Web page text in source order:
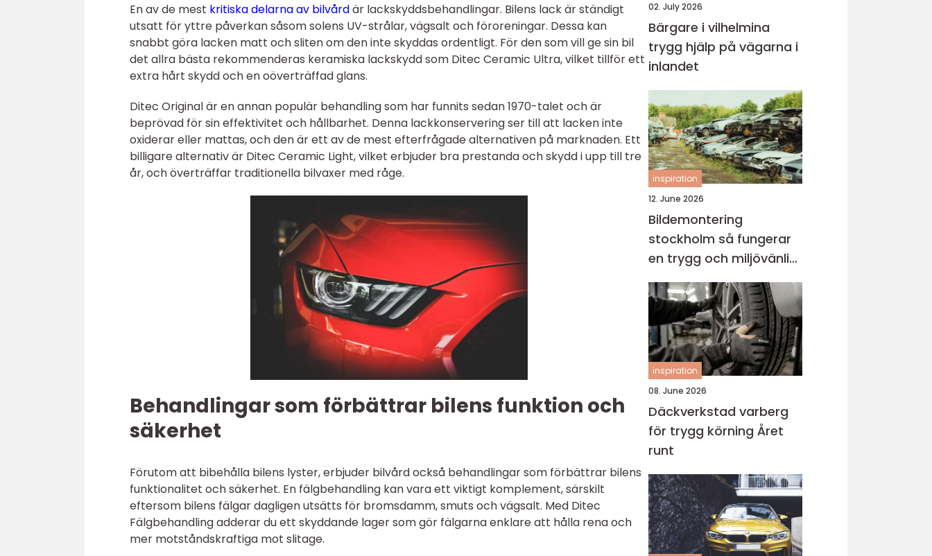
En av de mest kritiska delarna av bilvårdär lackskyddsbehandlingar. Bilens lack är ständigt
utsatt för yttre påverkan såsom solens UV-strålar, vägsalt och föroreningar. Dessa kan
snabbt göra lacken matt och sliten om den inte skyddas ordentligt. För den som vill ge sin bil
det allra bästa rekommenderas keramiska lackskydd som Ditec Ceramic Ultra, vilket tillför ett
extra hårt skydd och en oöverträffad glans.
Ditec Original är en annan populär behandling som har funnits sedan 1970-talet och är
beprövad för sin effektivitet och hållbarhet. Denna lackkonservering ser till att lacken inte
oxiderar eller mattas, och den är ett av de mest efterfrågade alternativen på marknaden. Ett
billigare alternativ är Ditec Ceramic Light, vilket erbjuder bra prestanda och skydd i upp till tre
år, och överträffar traditionella bilvaxer med råge.
Behandlingar som förbättrar bilens funktion och
säkerhet
Förutom att bibehålla bilens lyster, erbjuder bilvård också behandlingar som förbättrar bilens
funktionalitet och säkerhet. En fälgbehandling kan vara ett viktigt komplement, särskilt
eftersom bilens fälgar dagligen utsätts för bromsdamm, smuts och vägsalt. Med Ditec
Fälgbehandling adderar du ett skyddande lager som gör fälgarna enklare att hålla rena och
mer motståndskraftiga mot slitage.
02. July 2026
Bärgare i vilhelmina
trygg hjälp på vägarna i
inlandet
inspiration
12. June 2026
Bildemontering
stockholm så fungerar
en trygg och miljövänlig
bilskrot
inspiration
08. June 2026
Däckverkstad varberg
för trygg körning Året
runt